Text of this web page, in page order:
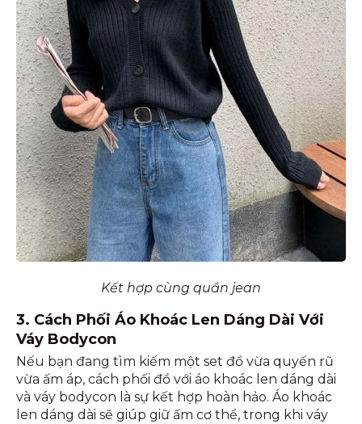
Kết hợp cùng quần jean
3. Cách Phối Áo Khoác Len Dáng Dài Với
Váy Bodycon
Nếu bạn đang tìm kiếm một set đồ vừa quyến rũ
vừa ấm áp, cách phối đồ với áo khoác len dáng dài
và váy bodycon là sự kết hợp hoàn hảo. Áo khoác
len dáng dài sẽ giúp giữ ấm cơ thể, trong khi váy